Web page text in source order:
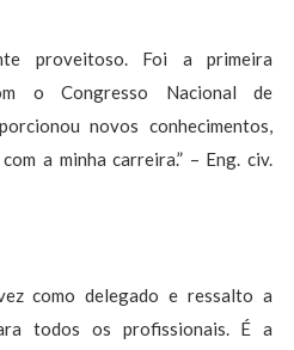
proveitoso. Foi a primeira
o Congresso Nacional de
novos conhecimentos,
a minha carreira.” – Eng. civ.
como delegado e ressalto a
todos os profissionais. É a